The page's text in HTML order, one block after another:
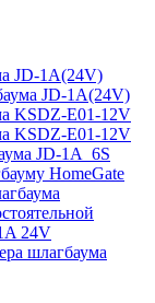
JD-1A(24V)
JD-1A(24V)
KSDZ-E01-12V
KSDZ-E01-12V
JD-1A_6S
HomeGate
24V
шлагбаума